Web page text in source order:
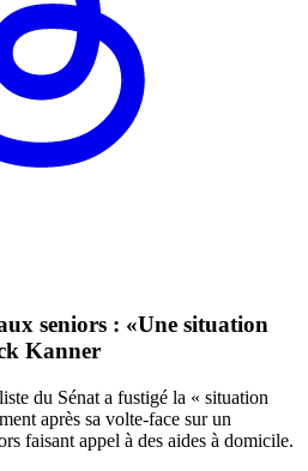
seniors : «Une situation
Kanner
du Sénat a fustigé la « situation
après sa volte-face sur un
faisant appel à des aides à domicile.